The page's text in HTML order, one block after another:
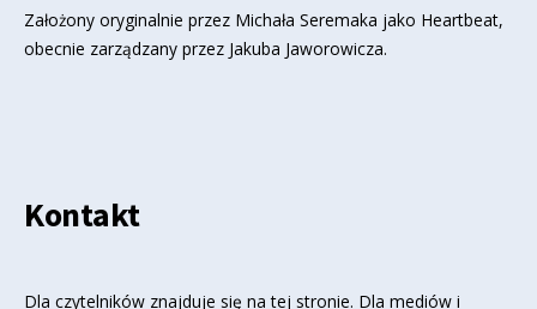
Założony oryginalnie przez Michała Seremaka jako Heartbeat,
obecnie zarządzany przez Jakuba Jaworowicza.
Kontakt
Dla czytelników znajduje się na tej stronie. Dla mediów i